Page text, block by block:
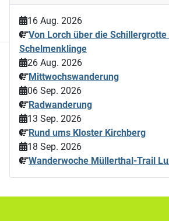
16 Aug. 2026
Von Lorch über die Schillergrotte
Schelmenklinge
26 Aug. 2026
Mittwochswanderung
06 Sep. 2026
Radwanderung
13 Sep. 2026
Rund ums Kloster Kirchberg
18 Sep. 2026
Wanderwoche Müllerthal-Trail